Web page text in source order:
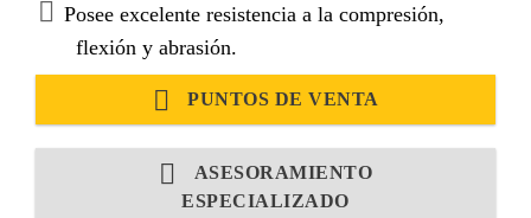
Posee excelente resistencia a la compresión,
flexión y abrasión.
PUNTOS DE VENTA
ASESORAMIENTO
ESPECIALIZADO